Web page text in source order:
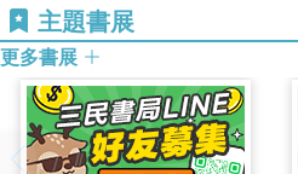
主題書展
更多書展